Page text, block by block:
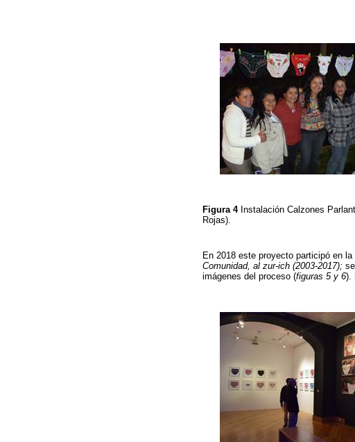
Figura 4 Instalación Calzones
Rojas).
En 2018 este proyecto participó en
Comunidad, al zur-ich (2003-2017);
imágenes del proceso (figuras 5 y 6).